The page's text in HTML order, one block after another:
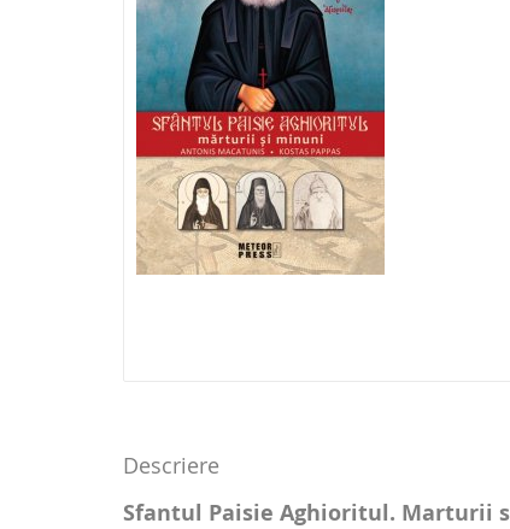
Descriere
Sfantul Paisie Aghioritul. Marturii